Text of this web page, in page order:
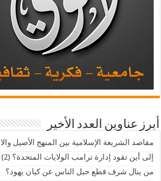
أبرز عناوين العدد الأخير
مقاصد الشريعة الإسلامية بين المنهج الأصيل
إلى أين تقود إدارة ترامب الولايات المتحدة؟ (2)
من ينال شرف قطع حبل الناس عن كيان يهود؟